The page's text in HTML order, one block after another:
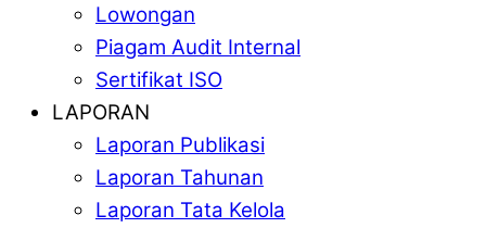
Lowongan
Piagam Audit Internal
Sertifikat ISO
LAPORAN
Laporan Publikasi
Laporan Tahunan
Laporan Tata Kelola